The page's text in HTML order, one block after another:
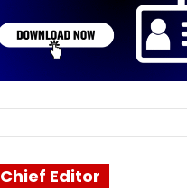
Chief Editor